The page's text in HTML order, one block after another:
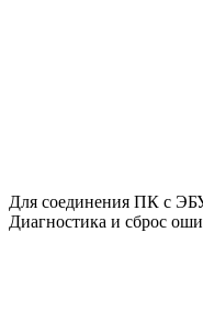
Для соединения ПК с
Диагностика и сброс